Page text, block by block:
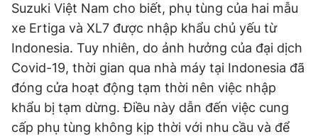
Suzuki Việt Nam cho biết, phụ tùng của hai mẫu
xe Ertiga và XL7 được nhập khẩu chủ yếu từ
Indonesia. Tuy nhiên, do ảnh hưởng của đại dịch
Covid-19, thời gian qua nhà máy tại Indonesia đã
đóng cửa hoạt động tạm thời nên việc nhập
khẩu bị tạm dừng. Điều này dẫn đến việc cung
cấp phụ tùng không kịp thời với nhu cầu và để